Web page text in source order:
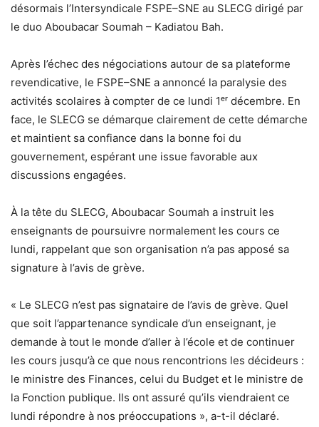
désormais l’Intersyndicale FSPE–SNE au SLECG dirigé par
le duo Aboubacar Soumah – Kadiatou Bah.
Après l’échec des négociations autour de sa plateforme
revendicative, le FSPE–SNE a annoncé la paralysie des
activités scolaires à compter de ce lundi 1ᵉʳ décembre. En
face, le SLECG se démarque clairement de cette démarche
et maintient sa confiance dans la bonne foi du
gouvernement, espérant une issue favorable aux
discussions engagées.
À la tête du SLECG, Aboubacar Soumah a instruit les
enseignants de poursuivre normalement les cours ce
lundi, rappelant que son organisation n’a pas apposé sa
signature à l’avis de grève.
« Le SLECG n’est pas signataire de l’avis de grève. Quel
que soit l’appartenance syndicale d’un enseignant, je
demande à tout le monde d’aller à l’école et de continuer
les cours jusqu’à ce que nous rencontrions les décideurs :
le ministre des Finances, celui du Budget et le ministre de
la Fonction publique. Ils ont assuré qu’ils viendraient ce
lundi répondre à nos préoccupations », a-t-il déclaré.